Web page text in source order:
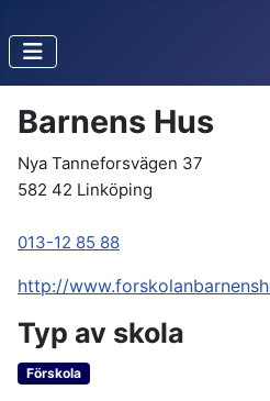
Barnens Hus
Nya Tanneforsvägen 37
582 42 Linköping
013-12 85 88
http://
Typ av skola
Förskola